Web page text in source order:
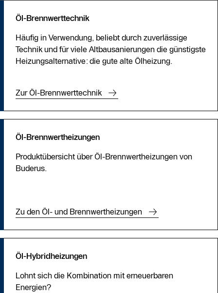
Öl-Brennwerttechnik
Häufig in Verwendung, beliebt durch zuverlässige
Technik und für viele Altbausanierungen die günstigste
Heizungsalternative: die gute alte Ölheizung.
Zur Öl-Brennwerttechnik
Öl-Brennwertheizungen
Produktübersicht über Öl-Brennwertheizungen von
Buderus.
Zu den Öl- und Brennwertheizungen
Öl-Hybridheizungen
Lohnt sich die Kombination mit erneuerbaren
Energien?